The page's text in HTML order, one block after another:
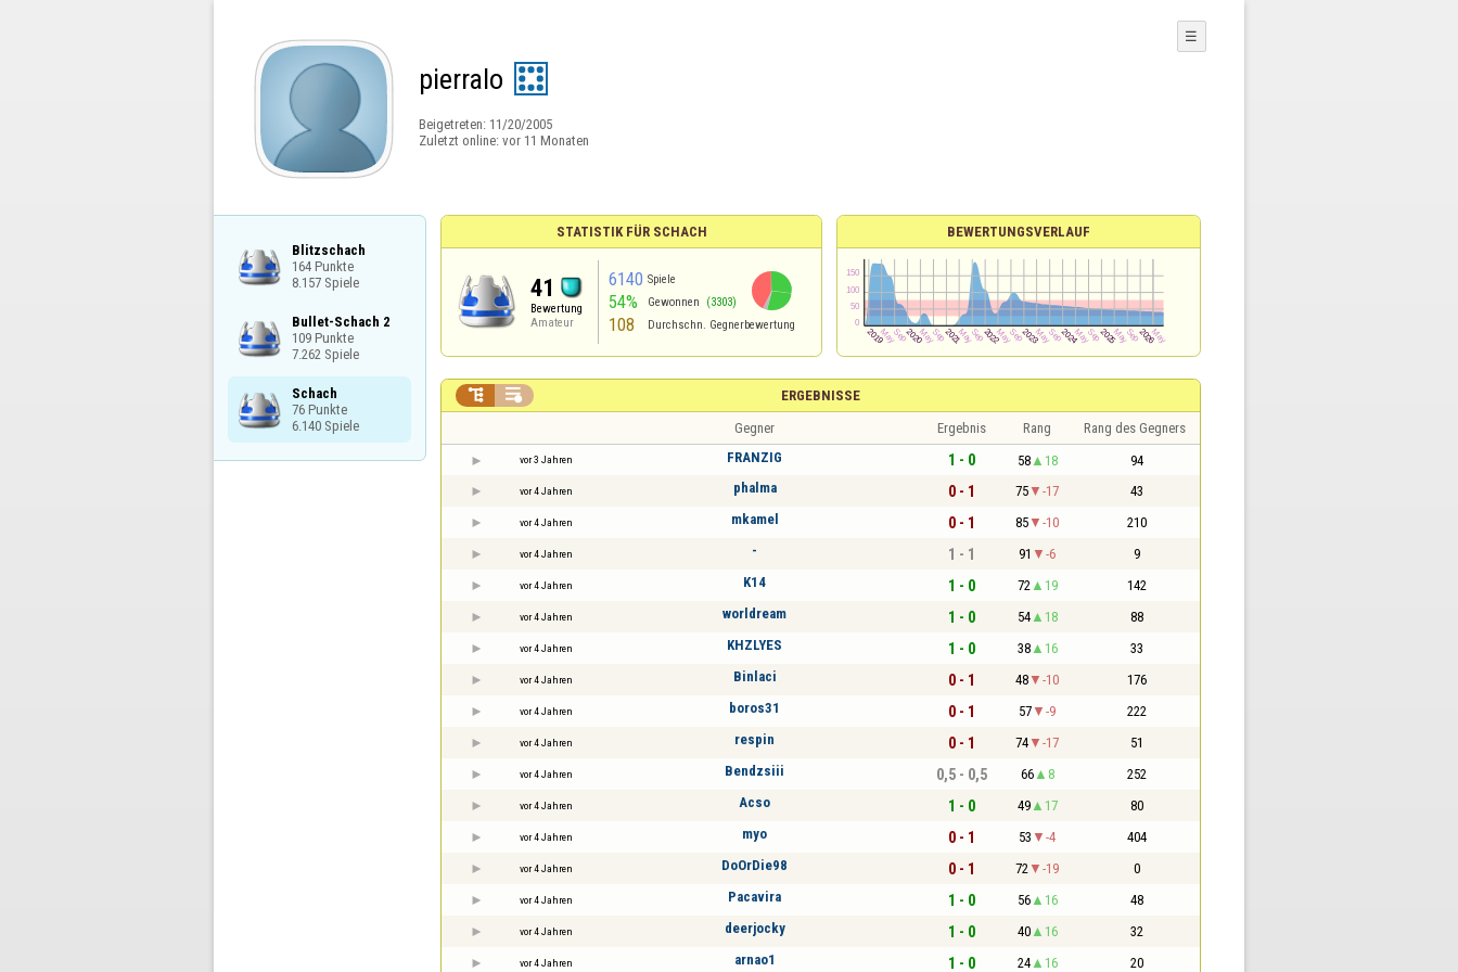
pierralo
Beigetreten: 11/20/2005
Zuletzt online: vor 11 Monaten
☰
Blitzschach
164 Punkte
8.157 Spiele
Bullet-Schach 2
109 Punkte
7.262 Spiele
Schach
76 Punkte
6.140 Spiele
STATISTIK FÜR SCHACH
41
Bewertung
Amateur
6140 Spiele
54% Gewonnen (3303)
108 Durchschn. Gegnerbewertung
BEWERTUNGSVERLAUF
ERGEBNISSE
 
Gegner Ergebnis Rang Rang des Gegners
vor 3 Jahren FRANZIG 1 - 0 58 18 94
vor 4 Jahren phalma 0 - 1 75 -17 43
vor 4 Jahren mkamel 0 - 1 85 -10 210
vor 4 Jahren - 1 - 1 91 -6 9
vor 4 Jahren K14 1 - 0 72 19 142
vor 4 Jahren worldream 1 - 0 54 18 88
vor 4 Jahren KHZLYES 1 - 0 38 16 33
vor 4 Jahren Binlaci 0 - 1 48 -10 176
vor 4 Jahren boros31 0 - 1 57 -9 222
vor 4 Jahren respin 0 - 1 74 -17 51
vor 4 Jahren Bendzsiii 0,5 - 0,5 66 8 252
vor 4 Jahren Acso 1 - 0 49 17 80
vor 4 Jahren myo 0 - 1 53 -4 404
vor 4 Jahren DoOrDie98 0 - 1 72 -19 0
vor 4 Jahren Pacavira 1 - 0 56 16 48
vor 4 Jahren deerjocky 1 - 0 40 16 32
vor 4 Jahren arnao1 1 - 0 24 16 20